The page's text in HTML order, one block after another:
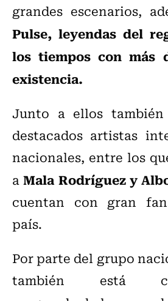
grandes escenarios,
Pulse, leyendas del
los tiempos con más
existencia.
Junto a ellos
destacados artistas
nacionales, entre los
aMala Rodríguez y
cuentan con gran
país.
Por parte del grupo
también está